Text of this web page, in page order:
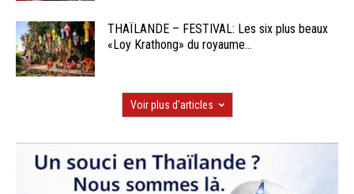
THAÏLANDE – FESTIVAL: Les six plus beaux
«Loy Krathong» du royaume...
Voir plus d'articles